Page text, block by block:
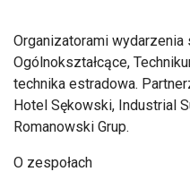
Organizatorami
Ogólnokształcące,
technika estradowa.
Hotel Sękowski, Industrial
Romanowski Grup.
O zespołach